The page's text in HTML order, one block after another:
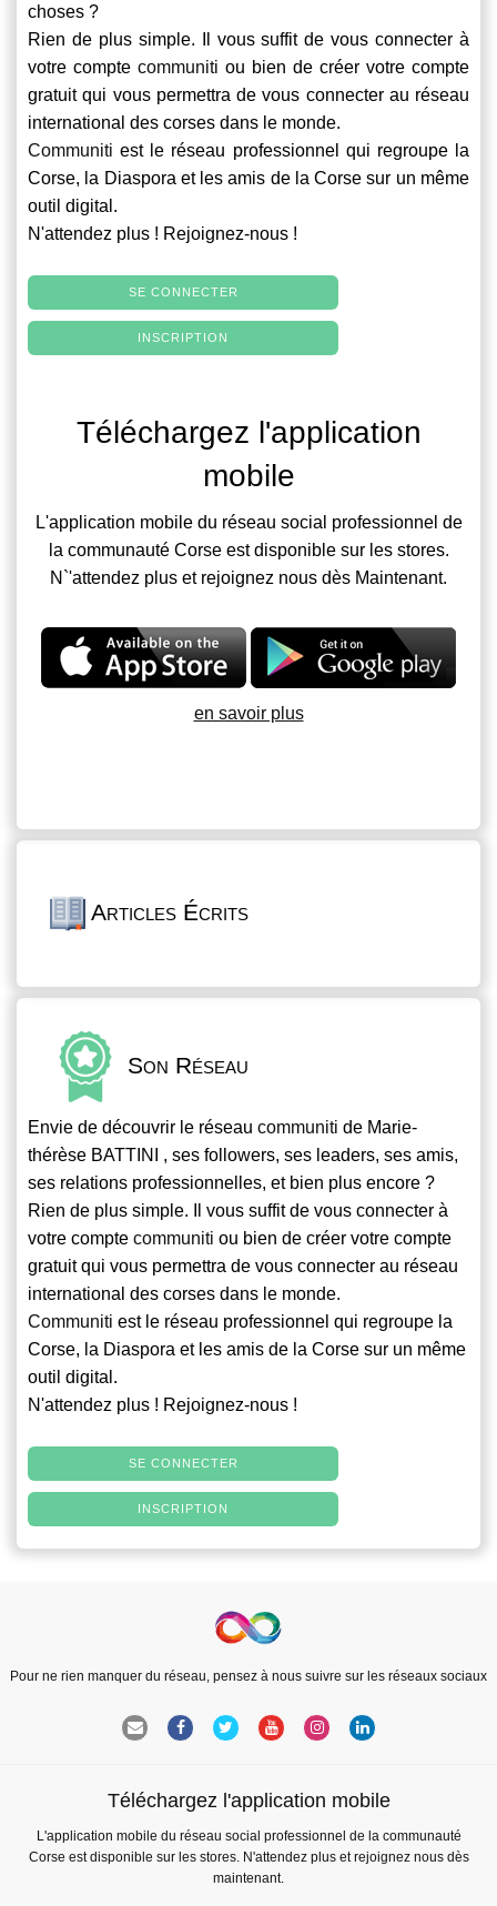
choses ?
Rien de plus simple. Il vous suffit de vous connecter à
votre compte communiti ou bien de créer votre compte
gratuit qui vous permettra de vous connecter au réseau
international des corses dans le monde.
Communiti est le réseau professionnel qui regroupe la
Corse, la Diaspora et les amis de la Corse sur un même
outil digital.
N'attendez plus ! Rejoignez-nous !
SE CONNECTER
INSCRIPTION
Téléchargez l'application
mobile
L'application mobile du réseau social professionnel de
la communauté Corse est disponible sur les stores.
N`'attendez plus et rejoignez nous dès Maintenant.
en savoir plus
Articles Écrits
Son Réseau
Envie de découvrir le réseau communiti de Marie-
thérèse BATTINI , ses followers, ses leaders, ses amis,
ses relations professionnelles, et bien plus encore ?
Rien de plus simple. Il vous suffit de vous connecter à
votre compte communiti ou bien de créer votre compte
gratuit qui vous permettra de vous connecter au réseau
international des corses dans le monde.
Communiti est le réseau professionnel qui regroupe la
Corse, la Diaspora et les amis de la Corse sur un même
outil digital.
N'attendez plus ! Rejoignez-nous !
SE CONNECTER
INSCRIPTION
Pour ne rien manquer du réseau, pensez à nous suivre sur les réseaux sociaux
Téléchargez l'application mobile
L'application mobile du réseau social professionnel de la communauté
Corse est disponible sur les stores. N'attendez plus et rejoignez nous dès
maintenant.